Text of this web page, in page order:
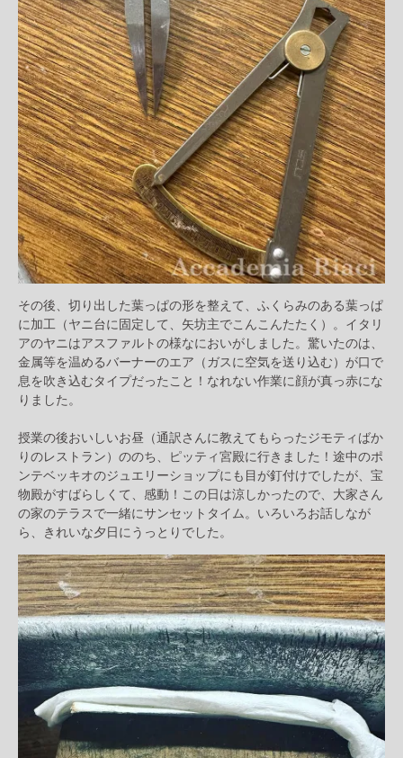
その後、切り出した葉っぱの形を整えて、ふくらみのある葉っぱ
に加工（ヤニ台に固定して、矢坊主でこんこんたたく）。イタリ
アのヤニはアスファルトの様なにおいがしました。驚いたのは、
金属等を温めるバーナーのエア（ガスに空気を送り込む）が口で
息を吹き込むタイプだったこと！なれない作業に顔が真っ赤にな
りました。
授業の後おいしいお昼（通訳さんに教えてもらったジモティばか
りのレストラン）ののち、ピッティ宮殿に行きました！途中のポ
ンテベッキオのジュエリーショップにも目が釘付けでしたが、宝
物殿がすばらしくて、感動！この日は涼しかったので、大家さん
の家のテラスで一緒にサンセットタイム。いろいろお話しなが
ら、きれいな夕日にうっとりでした。